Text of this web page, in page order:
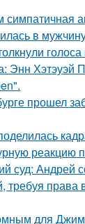
в
голоса
Энн Хэтэуэй
прошел
реакцию
суд: Андрей
права
для